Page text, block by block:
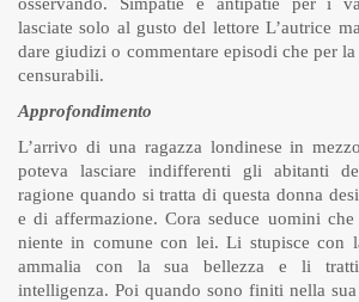
lasciate solo al gusto del lettore L’autrice
dare giudizi o commentare episodi che per
censurabili.
Approfondimento
L’arrivo di una ragazza londinese in
poteva lasciare indifferenti gli abitanti
ragione quando si tratta di questa donna
e di affermazione. Cora seduce uomini che
niente in comune con lei. Li stupisce con
ammalia con la sua bellezza e li
intelligenza. Poi quando sono finiti nella sua